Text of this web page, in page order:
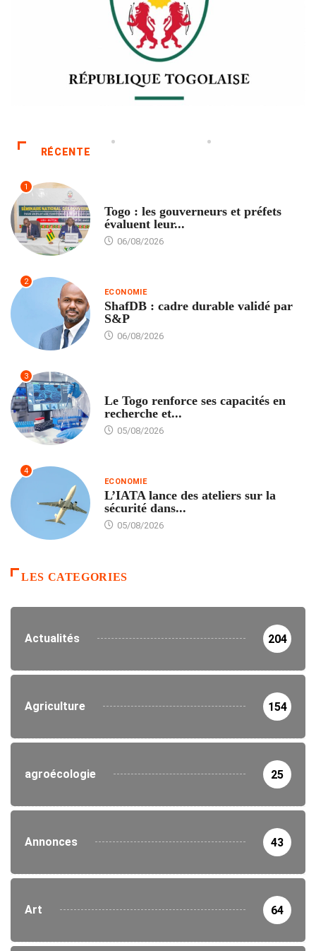
RÉCENTE
1
Togo : les gouverneurs et préfets
évaluent leur...
06/08/2026
2
ECONOMIE
ShafDB : cadre durable validé par
S&P
06/08/2026
3
Le Togo renforce ses capacités en
recherche et...
05/08/2026
4
ECONOMIE
L’IATA lance des ateliers sur la
sécurité dans...
05/08/2026
LES CATEGORIES
Actualités 204
Agriculture 154
agroécologie 25
Annonces 43
Art 64